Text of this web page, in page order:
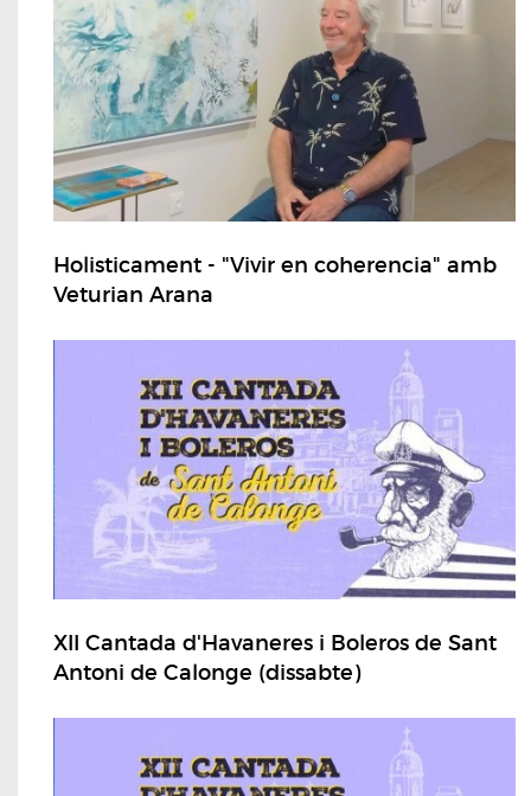
Holisticament - "Vivir en coherencia" amb
Veturian Arana
XII Cantada d'Havaneres i Boleros de Sant
Antoni de Calonge (dissabte)